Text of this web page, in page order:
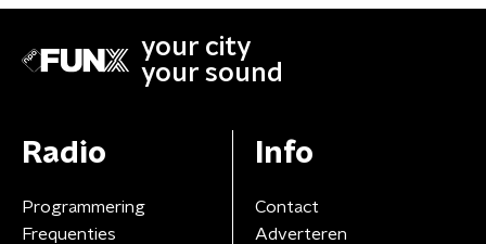
your city
your sound
Radio
Programmering
Frequenties
Info
Contact
Adverteren